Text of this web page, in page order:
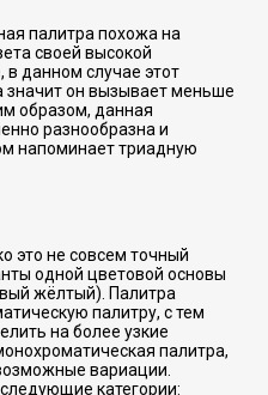
палитра похожа на
своей высокой
в данном случае этот
значит он вызывает меньше
образом, данная
разнообразна и
напоминает триадную
это не совсем точный
одной цветовой основы
жёлтый). Палитра
палитру, с тем
на более узкие
палитра,
вариации.
категории: